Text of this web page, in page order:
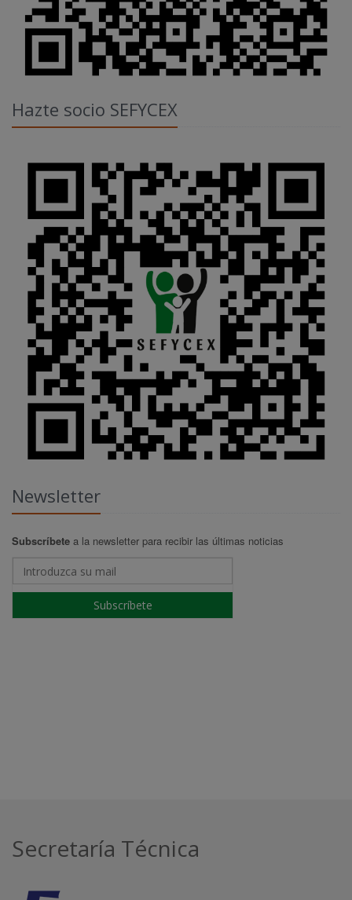
Hazte socio SEFYCEX
Newsletter
Subscríbete a la newsletter para recibir las últimas noticias
Subscríbete
Secretaría Técnica